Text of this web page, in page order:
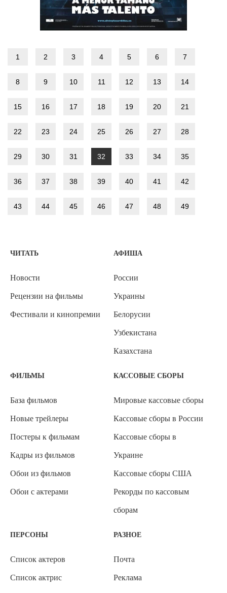
1 2 3 4 5 6 7
8 9 10 11 12 13 14
15 16 17 18 19 20 21
22 23 24 25 26 27 28
29 30 31 32 33 34 35
36 37 38 39 40 41 42
43 44 45 46 47 48 49
ЧИТАТЬ
Новости
Рецензии на фильмы
Фестивали и кинопремии
АФИША
России
Украины
Белорусии
Узбекистана
Казахстана
ФИЛЬМЫ
База фильмов
Новые трейлеры
Постеры к фильмам
Кадры из фильмов
Обои из фильмов
Обои с актерами
КАССОВЫЕ СБОРЫ
Мировые кассовые сборы
Кассовые сборы в России
Кассовые сборы в
Украине
Кассовые сборы США
Рекорды по кассовым
сборам
ПЕРСОНЫ
Список актеров
Список актрис
РАЗНОЕ
Почта
Реклама